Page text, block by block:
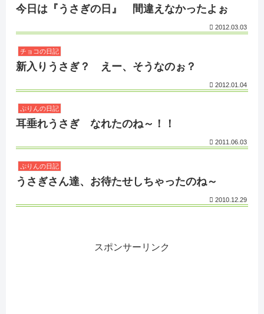
今日は『うさぎの日』 間違えなかったよぉ
2012.03.03
チョコの日記
新入りうさぎ？ えー、そうなのぉ？
2012.01.04
ぷりんの日記
耳垂れうさぎ なれたのね～！！
2011.06.03
ぷりんの日記
うさぎさん達、お待たせしちゃったのね～
2010.12.29
スポンサーリンク